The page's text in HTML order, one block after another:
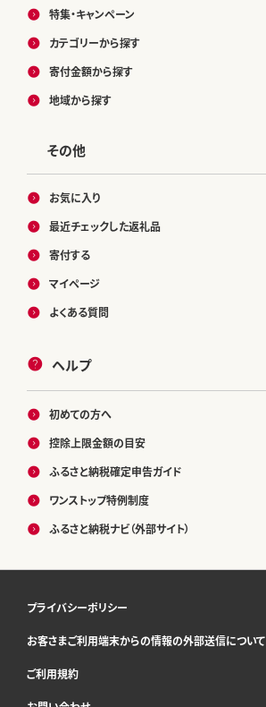
特集・キャンペーン
カテゴリーから探す
寄付金額から探す
地域から探す
その他
お気に入り
最近チェックした返礼品
寄付する
マイページ
よくある質問
ヘルプ
初めての方へ
控除上限金額の目安
ふるさと納税確定申告ガイド
ワンストップ特例制度
ふるさと納税ナビ（外部サイト）
プライバシーポリシー
お客さまご利用端末からの情報の外部送信について
ご利用規約